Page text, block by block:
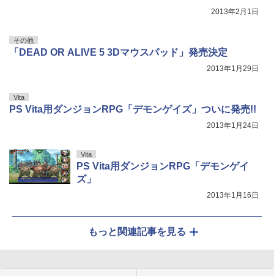
2013年2月1日
その他
「DEAD OR ALIVE 5 3Dマウスパッド」発売決定
2013年1月29日
Vita
PS Vita用ダンジョンRPG「デモンゲイズ」ついに発売!!
2013年1月24日
Vita
PS Vita用ダンジョンRPG「デモンゲイ
ズ」
2013年1月16日
もっと関連記事を見る